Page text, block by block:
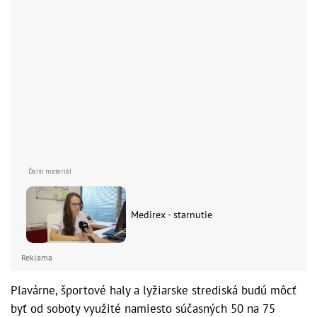
Medirex - starnutie
Reklama
Plavárne, športové haly a lyžiarske strediská budú môcť
byť od soboty využité namiesto súčasných 50 na 75